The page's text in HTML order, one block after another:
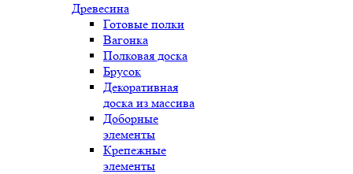
Древесина
Готовые полки
Вагонка
Полковая доска
Брусок
Декоративная
доска из массива
Доборные
элементы
Крепежные
элементы